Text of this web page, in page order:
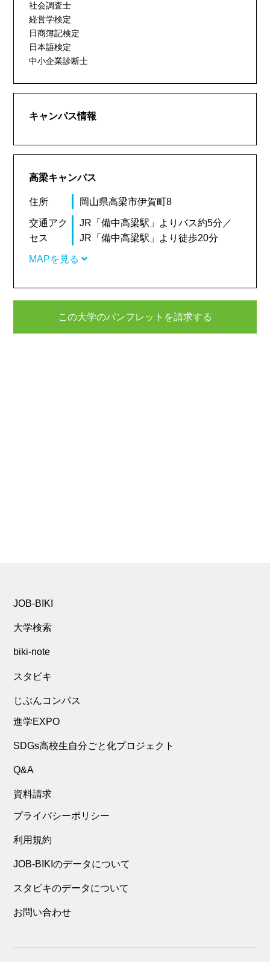
社会調査士
経営学検定
日商簿記検定
日本語検定
中小企業診断士
キャンパス情報
高梁キャンパス
住所 岡山県高梁市伊賀町8
交通アク
セス
JR「備中高梁駅」よりバス約5分／
JR「備中高梁駅」より徒歩20分
MAPを見る
この大学のパンフレットを請求する
JOB-BIKI
大学検索
biki-note
スタビキ
じぶんコンパス
進学EXPO
SDGs高校生自分ごと化プロジェクト
Q&A
資料請求
プライバシーポリシー
利用規約
JOB-BIKIのデータについて
スタビキのデータについて
お問い合わせ